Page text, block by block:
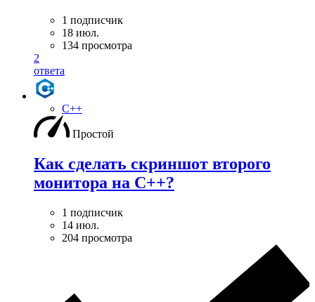
1 подписчик
18 июл.
134 просмотра
2
ответа
C++
Простой
Как сделать скриншот второго
монитора на С++?
1 подписчик
14 июл.
204 просмотра